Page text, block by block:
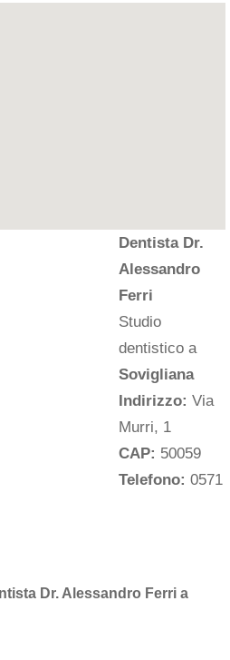
Dentista Dr.
Alessandro
Ferri
Studio
dentistico a
Sovigliana
Indirizzo: Via
Murri, 1
CAP: 50059
Telefono: 0571
Dr. Alessandro Ferri a